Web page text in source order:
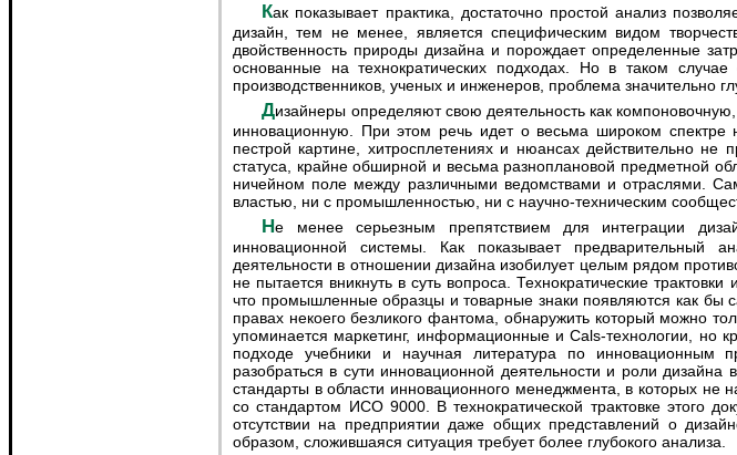
Как показывает практика, достаточно простой анализ позволяет доказать, что при всем многообразии отношений с миром техники
дизайн, тем не менее, является специфическим видом
двойственность природы дизайна и порождает определенные
основанные на технократических подходах. Но в таком
производственников, ученых и инженеров, проблема значительно
Дизайнеры определяют свою деятельность как компоновочную, художественно-техническую, проектно-художественную или проектно-
инновационную. При этом речь идет о весьма широком спектре
пестрой картине, хитросплетениях и нюансах действительно
статуса, крайне обширной и весьма разноплановой предметной
ничейном поле между различными ведомствами и отраслями.
властью, ни с промышленностью, ни с научно-техническим
Не менее серьезным препятствием для интеграции дизайна в инновационные процессы являются болезни роста самой
инновационной системы. Как показывает предварительный
деятельности в отношении дизайна изобилует целым рядом
не пытается вникнуть в суть вопроса. Технократические
что промышленные образцы и товарные знаки появляются как бы
правах некоего безликого фантома, обнаружить который можно
упоминается маркетинг, информационные и Cals-технологии, но
подходе учебники и научная литература по инновационным
разобраться в сути инновационной деятельности и роли
стандарты в области инновационного менеджмента, в которых
со стандартом ИСО 9000. В технократической трактовке этого
отсутствии на предприятии даже общих представлений о
образом, сложившаяся ситуация требует более глубокого анализа.